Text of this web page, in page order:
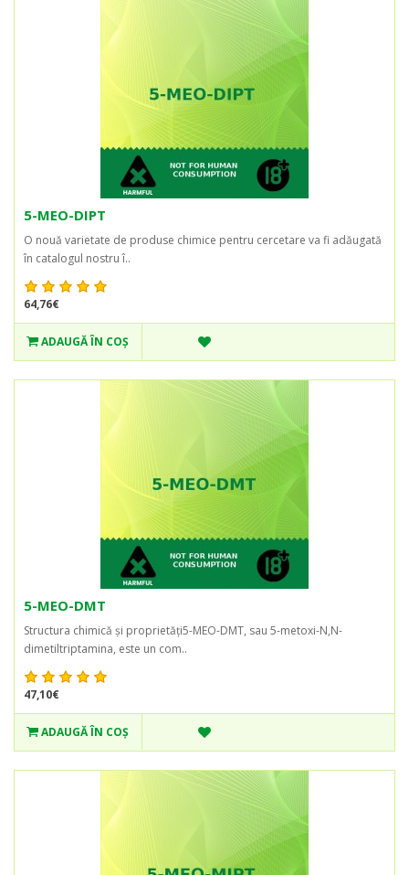
5-MEO-DIPT
O nouă varietate de produse chimice pentru cercetare va fi adăugată
în catalogul nostru î..
64,76€
ADAUGĂ ÎN COŞ
5-MEO-DMT
Structura chimică și proprietăți5-MEO-DMT, sau 5-metoxi-N,N-
dimetiltriptamina, este un com..
47,10€
ADAUGĂ ÎN COŞ